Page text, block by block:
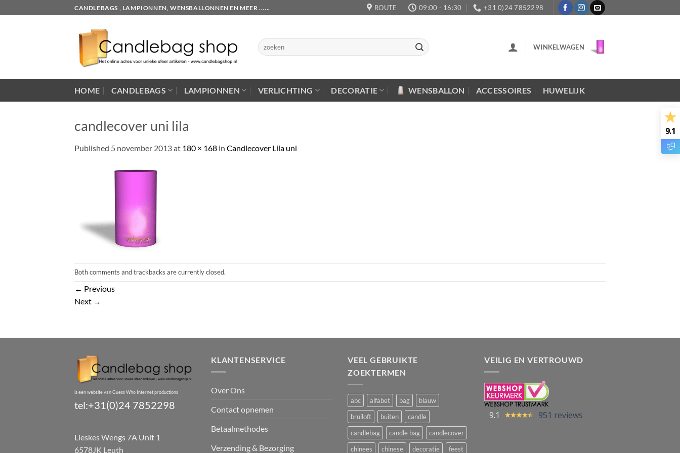
to
CANDLEBAGS , LAMPIONNEN, WENSBALLONNEN EN MEER ...... ROUTE 09:00 - 16:30 +31 0)24 7852298
Zoeken
naar:
WINKELWAGEN
HOME CANDLEBAGS LAMPIONNEN VERLICHTING DECORATIE WENSBALLON ACCESSOIRES HUWELIJK
candlecover uni lila
Published 5 november 2013at 180 × 168 in Candlecover Lila uni
Both comments and trackbacks are currently closed.
← Previous
Next →
is een website van Guess Who Internet productions
tel:+31(0)24 7852298
Lieskes Wengs 7A Unit 1
6578JK Leuth
KLANTENSERVICE
Over Ons
Contact opnemen
Betaalmethodes
Verzending & Bezorging
VEEL GEBRUIKTE
ZOEKTERMEN
abc alfabet bag
blauw
bruiloft
buiten
candle
candlebag
candle bag
candlecover
chinees
chinese decoratie feest
VEILIG EN VERTROUWD
9.1 951 reviews
9.1